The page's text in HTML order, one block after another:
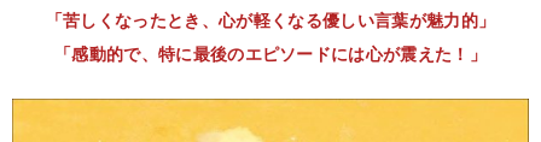
「苦しくなったとき、心が軽くなる優しい言葉が魅力的」
「感動的で、特に最後のエピソードには心が震えた！」